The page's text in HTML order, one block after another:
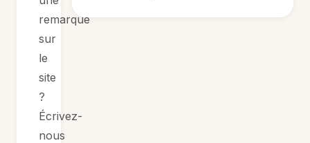
remarque
sur
le
site
?
Écrivez-
nous